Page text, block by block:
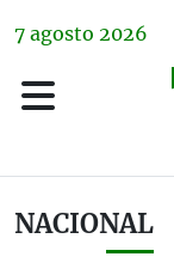
7 agosto 2026
NACIONAL